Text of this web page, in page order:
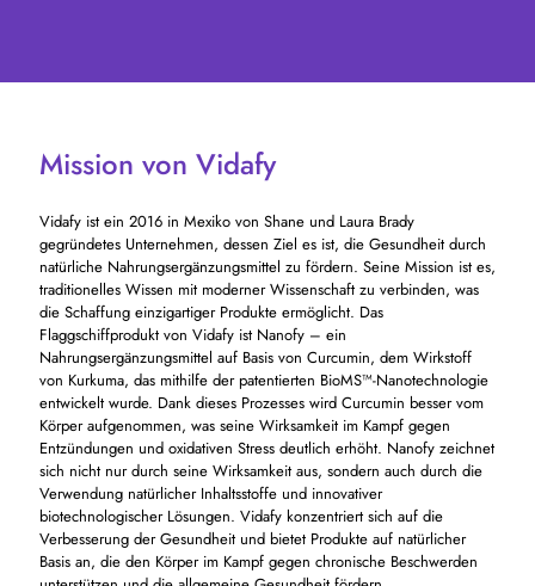
Mission von Vidafy
Vidafy ist ein 2016 in Mexiko von Shane und Laura Brady
gegründetes Unternehmen, dessen Ziel es ist, die Gesundheit durch
natürliche Nahrungsergänzungsmittel zu fördern. Seine Mission ist es,
traditionelles Wissen mit moderner Wissenschaft zu verbinden, was
die Schaffung einzigartiger Produkte ermöglicht. Das
Flaggschiffprodukt von Vidafy ist Nanofy – ein
Nahrungsergänzungsmittel auf Basis von Curcumin, dem Wirkstoff
von Kurkuma, das mithilfe der patentierten BioMS™-Nanotechnologie
entwickelt wurde. Dank dieses Prozesses wird Curcumin besser vom
Körper aufgenommen, was seine Wirksamkeit im Kampf gegen
Entzündungen und oxidativen Stress deutlich erhöht. Nanofy zeichnet
sich nicht nur durch seine Wirksamkeit aus, sondern auch durch die
Verwendung natürlicher Inhaltsstoffe und innovativer
biotechnologischer Lösungen. Vidafy konzentriert sich auf die
Verbesserung der Gesundheit und bietet Produkte auf natürlicher
Basis an, die den Körper im Kampf gegen chronische Beschwerden